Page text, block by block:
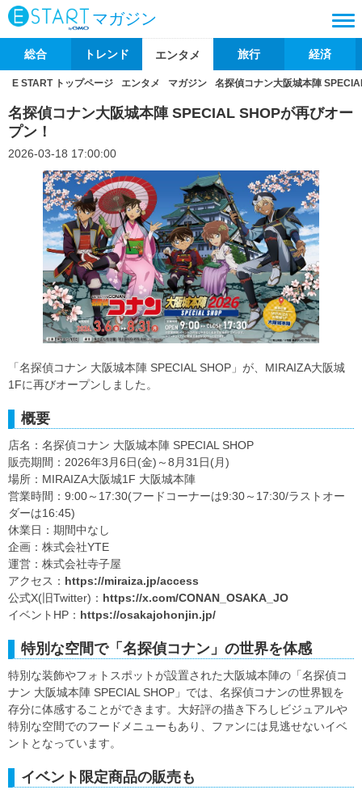
マガジン
総合 トレンド エンタメ 旅行 経済
E START トップページ エンタメ マガジン 名探偵コナン大阪城本陣
名探偵コナン大阪城本陣 SPECIAL SHOPが再びオー
プン！
2026-03-18 17:00:00
「名探偵コナン 大阪城本陣 SPECIAL SHOP」が、MIRAIZA大阪城
1Fに再びオープンしました。
概要
店名：名探偵コナン 大阪城本陣 SPECIAL SHOP
販売期間：2026年3月6日(金)～8月31日(月)
場所：MIRAIZA大阪城1F 大阪城本陣
営業時間：9:00～17:30(フードコーナーは9:30～17:30/ラストオー
ダーは16:45)
休業日：期間中なし
企画：株式会社YTE
運営：株式会社寺子屋
アクセス： https://miraiza.jp/access
公式X(旧Twitter)： https://x.com/CONAN_OSAKA_JO
イベントHP： https://osakajohonjin.jp/
特別な空間で「名探偵コナン」の世界を体感
特別な装飾やフォトスポットが設置された大阪城本陣の「名探偵コ
ナン 大阪城本陣 SPECIAL SHOP」では、名探偵コナンの世界観を
存分に体感することができます。大好評の描き下ろしビジュアルや
特別な空間でのフードメニューもあり、ファンには見逃せないイベ
ントとなっています。
イベント限定商品の販売も